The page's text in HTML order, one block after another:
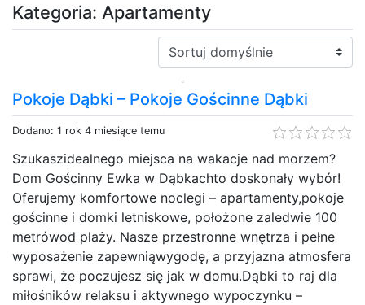
Kategoria: Apartamenty
Sortuj:
Pokoje Dąbki – Pokoje Gościnne Dąbki
Dodano: 1 rok 4 miesiące temu
Szukaszidealnego miejsca na wakacje nad morzem?
Dom Gościnny Ewka w Dąbkachto doskonały wybór!
Oferujemy komfortowe noclegi – apartamenty,pokoje
gościnne i domki letniskowe, położone zaledwie 100
metrówod plaży. Nasze przestronne wnętrza i pełne
wyposażenie zapewniąwygodę, a przyjazna atmosfera
sprawi, że poczujesz się jak w domu.Dąbki to raj dla
miłośników relaksu i aktywnego wypoczynku –